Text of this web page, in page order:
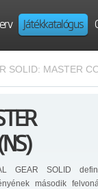
Játékkatalógus
SOLID: MASTER
GEAR SOLID
második